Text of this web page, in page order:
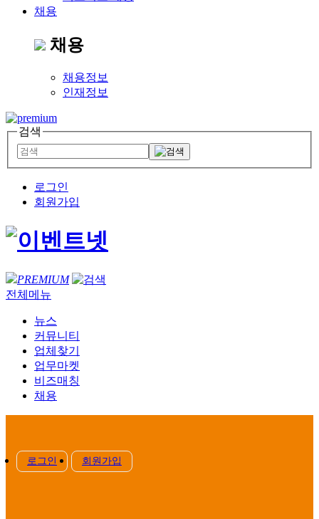
채용
채용
채용정보
인재정보
검색
로그인
회원가입
PREMIUM
전체메뉴
뉴스
커뮤니티
업체찾기
업무마켓
비즈매칭
채용
로그인 회원가입